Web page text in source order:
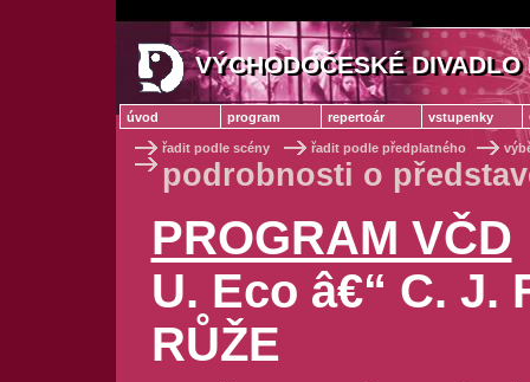
VÝCHODOČESKÉ
VÝCHODOČESKÉ DIVADLO
úvod program repertoár vstupenky
řadit podle scény řadit podle předplatného
podrobnosti o
PROGRAM VČD
U. Eco â€“ C.
RŮŽE